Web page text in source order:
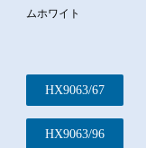
ムホワイト
HX9063/67
HX9063/96